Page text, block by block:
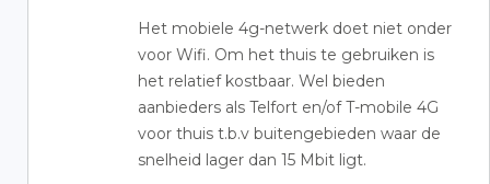
Het mobiele 4g-netwerk doet niet onder
voor Wifi. Om het thuis te gebruiken is
het relatief kostbaar. Wel bieden
aanbieders als Telfort en/of T-mobile 4G
voor thuis t.b.v buitengebieden waar de
snelheid lager dan 15 Mbit ligt.